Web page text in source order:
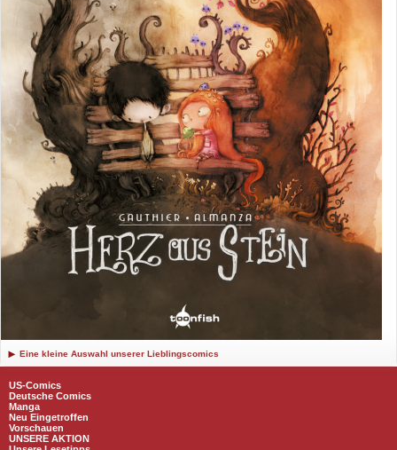
Eine kleine Auswahl unserer Lieblingscomics
US-Comics
Deutsche Comics
Manga
Neu Eingetroffen
Vorschauen
UNSERE AKTION